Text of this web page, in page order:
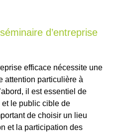
d’entreprise
efficace nécessite une
attention particulière à
il est essentiel de
le public cible de
de choisir un lieu
et la participation des